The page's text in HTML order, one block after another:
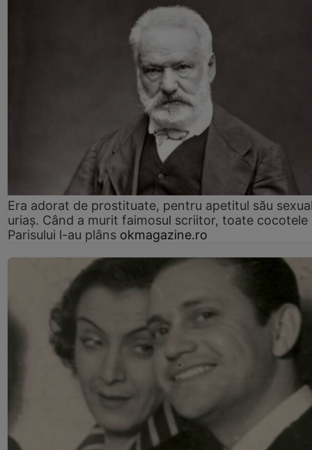
Era adorat de prostituate, pentru apetitul său
uriaș. Când a murit faimosul scriitor, toate cocotele
Parisului l-au plâns okmagazine.ro